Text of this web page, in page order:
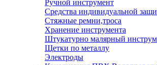
Ручной инструмент
Средства индивидуальной
Стяжные ремни,троса
Хранение инструмента
Штукатурно малярный
Щетки по металлу
Электроды